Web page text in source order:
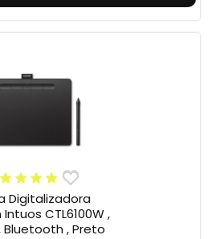
Digitalizadora
CTL6100W ,
Bluetooth , Preto